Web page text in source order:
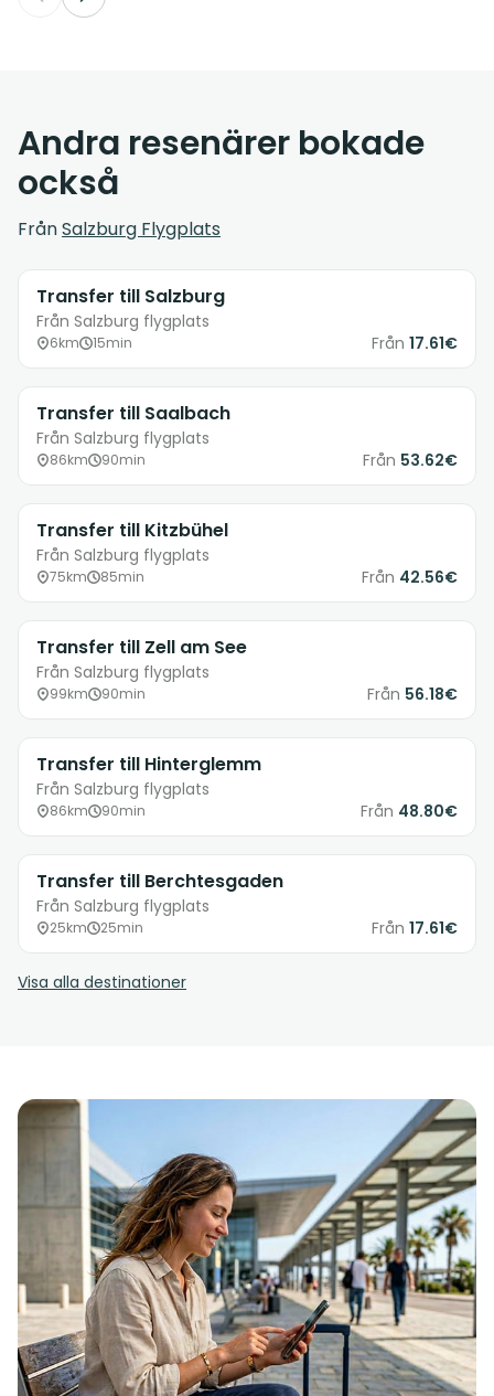
Andra resenärer bokade
också
FrånSalzburg Flygplats
Transfer till Salzburg
Från Salzburg flygplats
6km 15min Från 17.61€
Transfer till Saalbach
Från Salzburg flygplats
86km 90min Från 53.62€
Transfer till Kitzbühel
Från Salzburg flygplats
75km 85min Från 42.56€
Transfer till Zell am See
Från Salzburg flygplats
99km 90min Från 56.18€
Transfer till Hinterglemm
Från Salzburg flygplats
86km 90min Från 48.80€
Transfer till Berchtesgaden
Från Salzburg flygplats
25km 25min Från 17.61€
Visa alla destinationer